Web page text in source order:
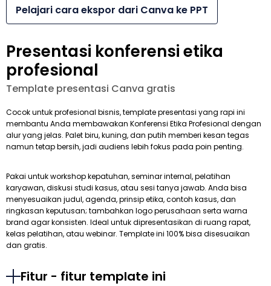
Pelajari cara ekspor dari Canva ke PPT
Presentasi konferensi etika
profesional
Template presentasi Canva gratis
Cocok untuk profesional bisnis, template presentasi yang rapi ini
membantu Anda membawakan Konferensi Etika Profesional dengan
alur yang jelas. Palet biru, kuning, dan putih memberi kesan tegas
namun tetap bersih, jadi audiens lebih fokus pada poin penting.
Pakai untuk workshop kepatuhan, seminar internal, pelatihan
karyawan, diskusi studi kasus, atau sesi tanya jawab. Anda bisa
menyesuaikan judul, agenda, prinsip etika, contoh kasus, dan
ringkasan keputusan; tambahkan logo perusahaan serta warna
brand agar konsisten. Ideal untuk dipresentasikan di ruang rapat,
kelas pelatihan, atau webinar. Template ini 100% bisa disesuaikan
dan gratis.
Fitur - fitur template ini